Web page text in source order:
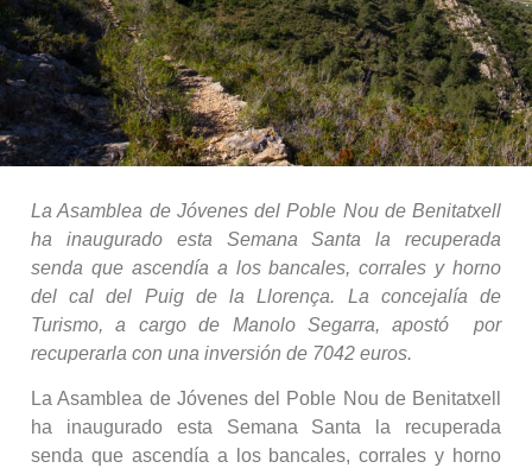
La Asamblea de Jóvenes del Poble Nou de Benitatxell
ha inaugurado esta Semana Santa la recuperada
senda que ascendía a los bancales, corrales y horno
del cal del Puig de la Llorença. La concejalía de
Turismo, a cargo de Manolo Segarra, apostó por
recuperarla con una inversión de 7042 euros.
La Asamblea de Jóvenes del Poble Nou de Benitatxell
ha inaugurado esta Semana Santa la recuperada
senda que ascendía a los bancales, corrales y horno